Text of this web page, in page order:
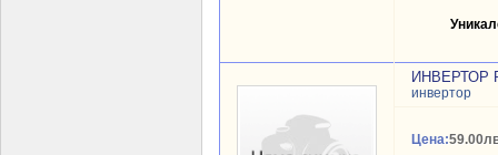
ИНВЕРТОР
инвертор
Цена: